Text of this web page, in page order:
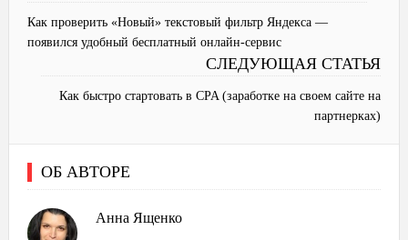
Как проверить «Новый» текстовый фильтр Яндекса —
появился удобный бесплатный онлайн-сервис
СЛЕДУЮЩАЯ СТАТЬЯ
Как быстро стартовать в CPA (заработке на своем сайте на
партнерках)
ОБ АВТОРЕ
Анна Ященко